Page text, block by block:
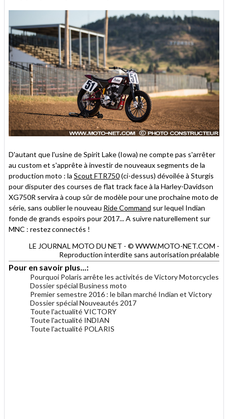
D'autant que l'usine de Spirit Lake (Iowa) ne compte pas s'arrêter
au custom et s'apprête à investir de nouveaux segments de la
production moto : la Scout FTR750(ci-dessus) dévoilée à Sturgis
pour disputer des courses de flat track face à la Harley-Davidson
XG750R servira à coup sûr de modèle pour une prochaine moto de
série, sans oublier le nouveau Ride Command sur lequel Indian
fonde de grands espoirs pour 2017... A suivre naturellement sur
MNC : restez connectés !
LE JOURNAL MOTO DU NET - © WWW.MOTO-NET.COM -
Reproduction interdite sans autorisation préalable
Pour en savoir plus...:
Pourquoi Polaris arrête les activités de Victory Motorcycles
Dossier spécial Business moto
Premier semestre 2016 : le bilan marché Indian et Victory
Dossier spécial Nouveautés 2017
Toute l'actualité VICTORY
Toute l'actualité INDIAN
Toute l'actualité POLARIS